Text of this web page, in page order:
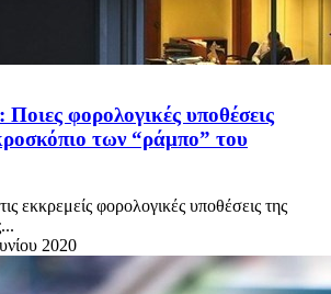
φορολογικές υποθέσεις
των “ράμπο” του
εκκρεμείς φορολογικές υποθέσεις της
2020